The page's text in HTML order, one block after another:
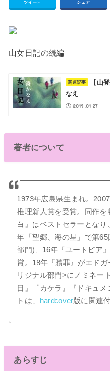
ツイート シェア
山女日記の続編
【山
なえ
2019.01.27
著者について
1973年広島県生まれ。
推理新人賞を受賞。同作
白』はベストセラーとな
年「望郷、海の星」で第
部門)、16年『ユートピア
賞。18年『贖罪』がエド
リジナル部門>にノミネー
日』『カケラ』『ドキュ
トは、
hardcover版に関連
あらすじ